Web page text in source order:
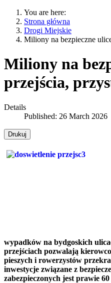
You are here:
Strona główna
Drogi Miejskie
Miliony na bezpieczne
Miliony na
przejścia,
Details
Published: 26 March 2026
Drukuj
wypadków na bydgoskich
przejściach pozwalają
pieszych i rowerzystów
inwestycje związane z
zabezpieczonych jest prawie 60